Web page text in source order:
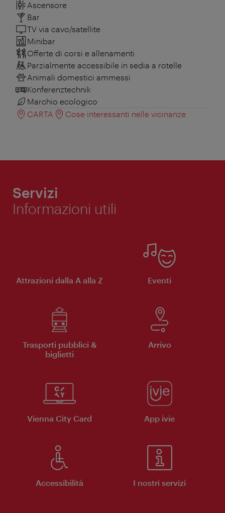
Ascensore
Bar
TV via cavo/satellite
Minibar
Offerte di corsi e allenamenti
Parzialmente accessibile in sedia a rotelle
Animali domestici ammessi
Konferenztechnik
Marchio ecologico
CARTA
Cose interessanti nelle vicinanze
Servizi
Informazioni utili
Attrazioni dalla A alla Z Eventi
Trasporti pubblici &
biglietti
Arrivo
Vienna City Card App ivie
Accessibilità I nostri servizi